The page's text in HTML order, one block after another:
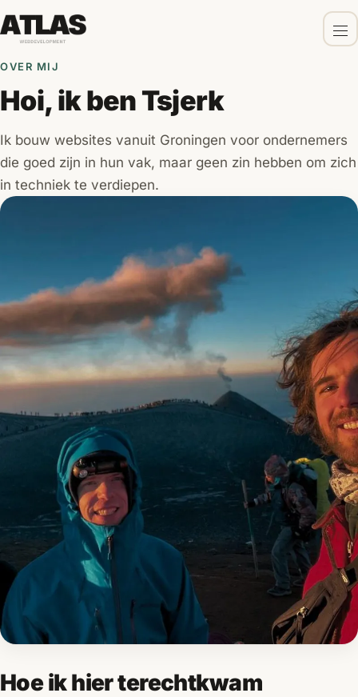
OVER MIJ
Hoi, ik ben Tsjerk
Ik bouw websites vanuit Groningen voor ondernemers
die goed zijn in hun vak, maar geen zin hebben om zich
in techniek te verdiepen.
Hoe ik hier terechtkwam